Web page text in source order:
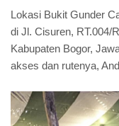
Lokasi Bukit Gunder
di Jl. Cisuren, RT.004/
Kabupaten Bogor,
akses dan rutenya,